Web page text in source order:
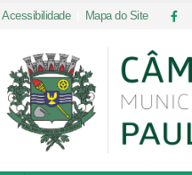
Acessibilidade| Mapa do Site